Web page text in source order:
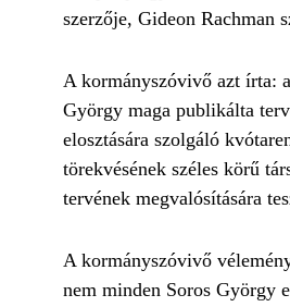
szerzője, Gideon Rachman
A kormányszóvivő azt írta:
György maga publikálta
elosztására szolgáló
törekvésének széles körű
tervének megvalósítására
A kormányszóvivő
nem minden Soros György